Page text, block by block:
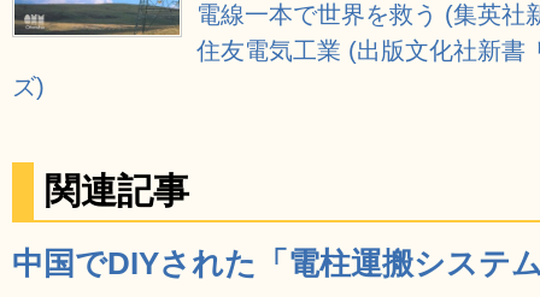
電線一本で世界を救う (集英社
住友電気工業 (出版文化社新書
ズ)
関連記事
中国でDIYされた「電柱運搬システ